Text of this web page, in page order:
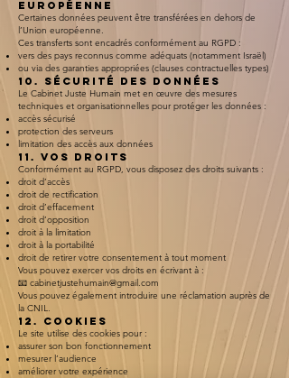
européenne
Certaines données peuvent être transférées en dehors de
l’Union européenne.
Ces transferts sont encadrés conformément au RGPD :
vers des pays reconnus comme adéquats (notamment Israël)
ou via des garanties appropriées (clauses contractuelles types)
10. Sécurité des données
Le Cabinet Juste Humain met en œuvre des mesures
techniques et organisationnelles pour protéger les données :
accès sécurisé
protection des serveurs
limitation des accès aux données
11. Vos droits
Conformément au RGPD, vous disposez des droits suivants :
droit d’accès
droit de rectification
droit d’effacement
droit d’opposition
droit à la limitation
droit à la portabilité
droit de retirer votre consentement à tout moment
Vous pouvez exercer vos droits en écrivant à :
📧 cabinetjustehumain@gmail.com
Vous pouvez également introduire une réclamation auprès de
la CNIL.
12. Cookies
Le site utilise des cookies pour :
assurer son bon fonctionnement
mesurer l’audience
améliorer votre expérience